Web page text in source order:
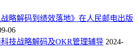
战略解码到绩效落地》在人民邮电出版
06
科技战略解码及OKR管理辅导 2024-